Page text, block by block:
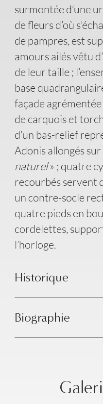
surmontée d’une
de fleurs d’où
de pampres, est
amours ailés vêtu
de leur taille ;
base
façade
de carquois et
d’un bas-relief
Adonis allongés
naturel» ; quatre
recourbés servent
un contre-socle
quatre pieds en
cordelettes,
l’horloge.
Historique
Biographie